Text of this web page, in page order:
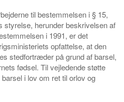
til bestemmelsen i § 15,
herunder beskrivelsen af
i 1991, er det
opfattelse, at den
stedfortræder på grund af barsel,
fødsel. Til vejledende støtte
i lov om ret til orlov og